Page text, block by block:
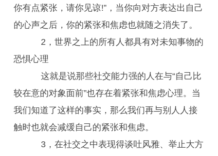
你有点紧张，请你见谅!”，当你向对方表达出自己
的心声之后，你的紧张和焦虑也就随之消失了。
2，世界之上的所有人都具有对未知事物的
恐惧心理
这就是说那些社交能力强的人在与“自己比
较在意的对象面前”也存在着紧张和焦虑心理。当
我们知道了这样的事实，那么我们再与别人人接
触时也就会减缓自己的紧张和焦虑。
3，在社交之中表现得谈吐风雅、举止大方